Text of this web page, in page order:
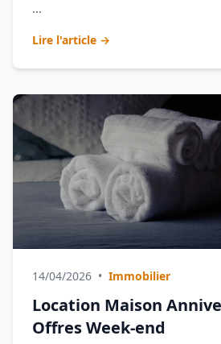
...
Lire l'article →
14/04/2026 • Immobilier
Location Maison
Offres Week-end